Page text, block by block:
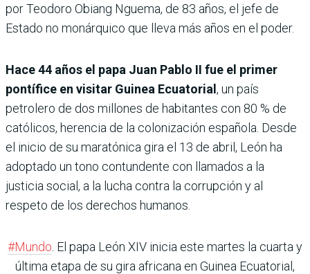
por Teodoro Obiang Nguema, de 83 años, el jefe de
Estado no monárquico que lleva más años en el poder.
Hace 44 años el papa Juan Pablo II fue el primer
pontífice en visitar Guinea Ecuatorial, un país
petrolero de dos millones de habitantes con 80 % de
católicos, herencia de la colonización española. Desde
el inicio de su maratónica gira el 13 de abril, León ha
adoptado un tono contundente con llamados a la
justicia social, a la lucha contra la corrupción y al
respeto de los derechos humanos.
#Mundo . El papa León XIV inicia este martes la cuarta y
última etapa de su gira africana en Guinea Ecuatorial,